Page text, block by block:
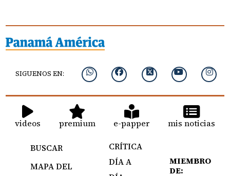
SIGUENOS EN:
videos premium e-papper mis noticias
BUSCAR
MAPA DEL
CRÍTICA
DÍA A
MIEMBRO
DE: